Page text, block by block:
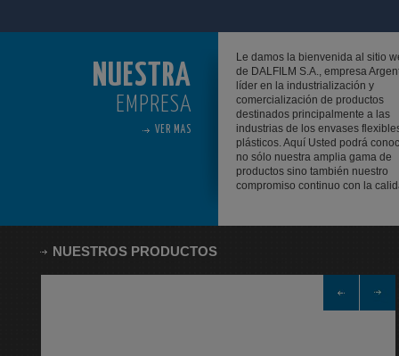
NUESTRA
EMPRESA
VER MAS
Le damos la bienvenida al sitio
de DALFILM S.A., empresa
líder en la industrialización y
comercialización de productos
destinados principalmente a las
industrias de los envases
plásticos. Aquí Usted podrá
no sólo nuestra amplia gama de
productos sino también nuestro
compromiso continuo con la
NUESTROS PRODUCTOS